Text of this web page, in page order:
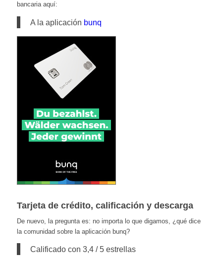
bancaria aquí:
A la aplicación bunq
Tarjeta de crédito, calificación y descarga
De nuevo, la pregunta es: no importa lo que digamos, ¿qué dice
la comunidad sobre la aplicación bunq?
Calificado con 3,4 / 5 estrellas